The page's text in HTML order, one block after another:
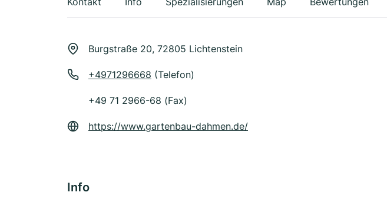
Burgstraße 20, 72805 Lichtenstein
+4971296668 (Telefon)
+49 71 2966-68 (Fax)
https://www.gartenbau-dahmen.de/
Info